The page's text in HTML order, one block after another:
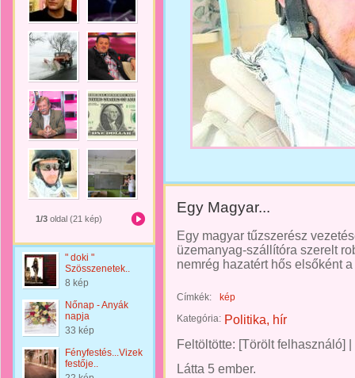
1/3 oldal (21 kép)
" doki "
Szösszenetek..
8 kép
Nőnap - Anyák
napja
33 kép
Fényfestés...Vizek
festője..
Egy Magyar...
Egy magyar tűzszerész
üzemanyag-szállítóra szerelt
nemrég hazatért hős elsőként
Címkék:
kép
Kategória: Politika, hír
Feltöltötte: [Törölt felhasználó]
Látta 5 ember.